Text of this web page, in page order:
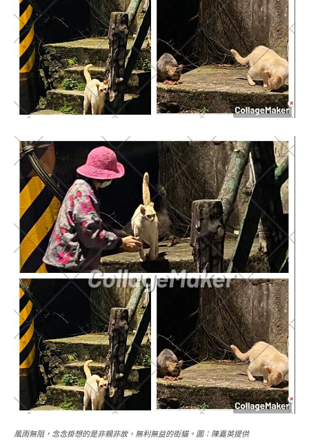
風雨無阻，念念掛想的是非親非故，無利無益的街貓。圖：陳嘉英提供